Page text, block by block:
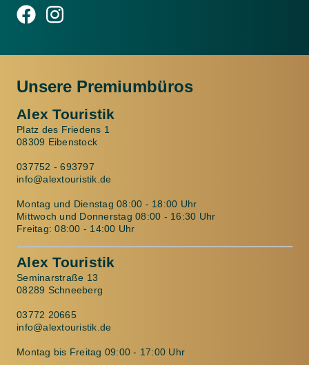
Unsere Premiumbüros
Alex Touristik
Platz des Friedens 1
08309 Eibenstock
037752 - 693797
info@alextouristik.de
Montag und Dienstag 08:00 - 18:00 Uhr
Mittwoch und Donnerstag 08:00 - 16:30 Uhr
Freitag: 08:00 - 14:00 Uhr
Alex Touristik
Seminarstraße 13
08289 Schneeberg
03772 20665
info@alextouristik.de
Montag bis Freitag 09:00 - 17:00 Uhr